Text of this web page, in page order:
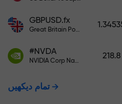
GBPUSD.fx
Great Britain Pound vs US Dollar
#NVDA
NVIDIA Corp Nasdaq Stock Exchange (Nasdaq) USD
218.8
تمام دیکھیں